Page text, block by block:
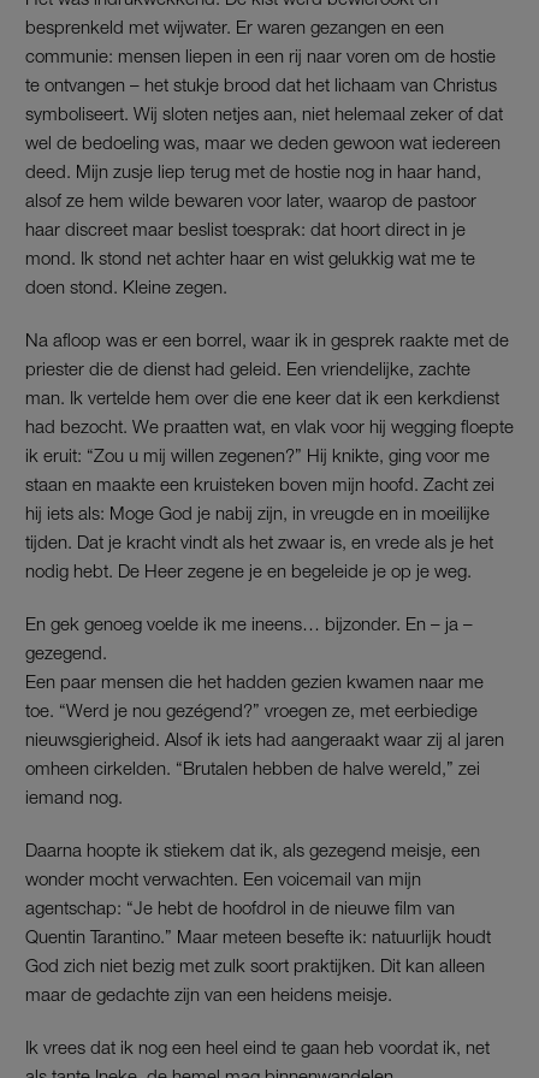
besprenkeld met wijwater. Er waren gezangen en een
communie: mensen liepen in een rij naar voren om de hostie
te ontvangen – het stukje brood dat het lichaam van Christus
symboliseert. Wij sloten netjes aan, niet helemaal zeker of dat
wel de bedoeling was, maar we deden gewoon wat iedereen
deed. Mijn zusje liep terug met de hostie nog in haar hand,
alsof ze hem wilde bewaren voor later, waarop de pastoor
haar discreet maar beslist toesprak: dat hoort direct in je
mond. Ik stond net achter haar en wist gelukkig wat me te
doen stond. Kleine zegen.
Na afloop was er een borrel, waar ik in gesprek raakte met de
priester die de dienst had geleid. Een vriendelijke, zachte
man. Ik vertelde hem over die ene keer dat ik een kerkdienst
had bezocht. We praatten wat, en vlak voor hij wegging floepte
ik eruit: “Zou u mij willen zegenen?” Hij knikte, ging voor me
staan en maakte een kruisteken boven mijn hoofd. Zacht zei
hij iets als: Moge God je nabij zijn, in vreugde en in moeilijke
tijden. Dat je kracht vindt als het zwaar is, en vrede als je het
nodig hebt. De Heer zegene je en begeleide je op je weg.
En gek genoeg voelde ik me ineens… bijzonder. En – ja –
gezegend.
Een paar mensen die het hadden gezien kwamen naar me
toe. “Werd je nou gezégend?” vroegen ze, met eerbiedige
nieuwsgierigheid. Alsof ik iets had aangeraakt waar zij al jaren
omheen cirkelden. “Brutalen hebben de halve wereld,” zei
iemand nog.
Daarna hoopte ik stiekem dat ik, als gezegend meisje, een
wonder mocht verwachten. Een voicemail van mijn
agentschap: “Je hebt de hoofdrol in de nieuwe film van
Quentin Tarantino.” Maar meteen besefte ik: natuurlijk houdt
God zich niet bezig met zulk soort praktijken. Dit kan alleen
maar de gedachte zijn van een heidens meisje.
Ik vrees dat ik nog een heel eind te gaan heb voordat ik, net